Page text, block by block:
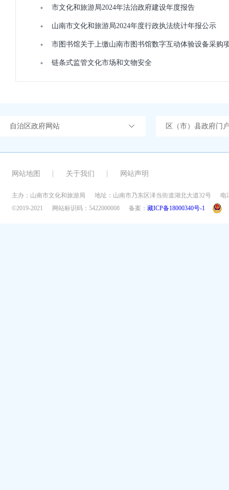
市文化和旅游局2024年法治政府建设年度报告
山南市文化和旅游局2024年度行政执法统计年报公示
市图书馆关于上缴山南市图书馆数字互动体验设备采购
链条式监管文化市场和文物安全
自治区政府网站 区（市）县政府门
网站地图 关于我们 网站声明
主办：山南市文化和旅游局 地址：山南市乃东区泽当街道湖北大道32号
电
©2019-2021
网站标识码：5422000008 备案： 藏ICP备18000340号-1